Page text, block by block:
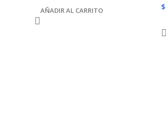
AÑADIR AL CARRITO $